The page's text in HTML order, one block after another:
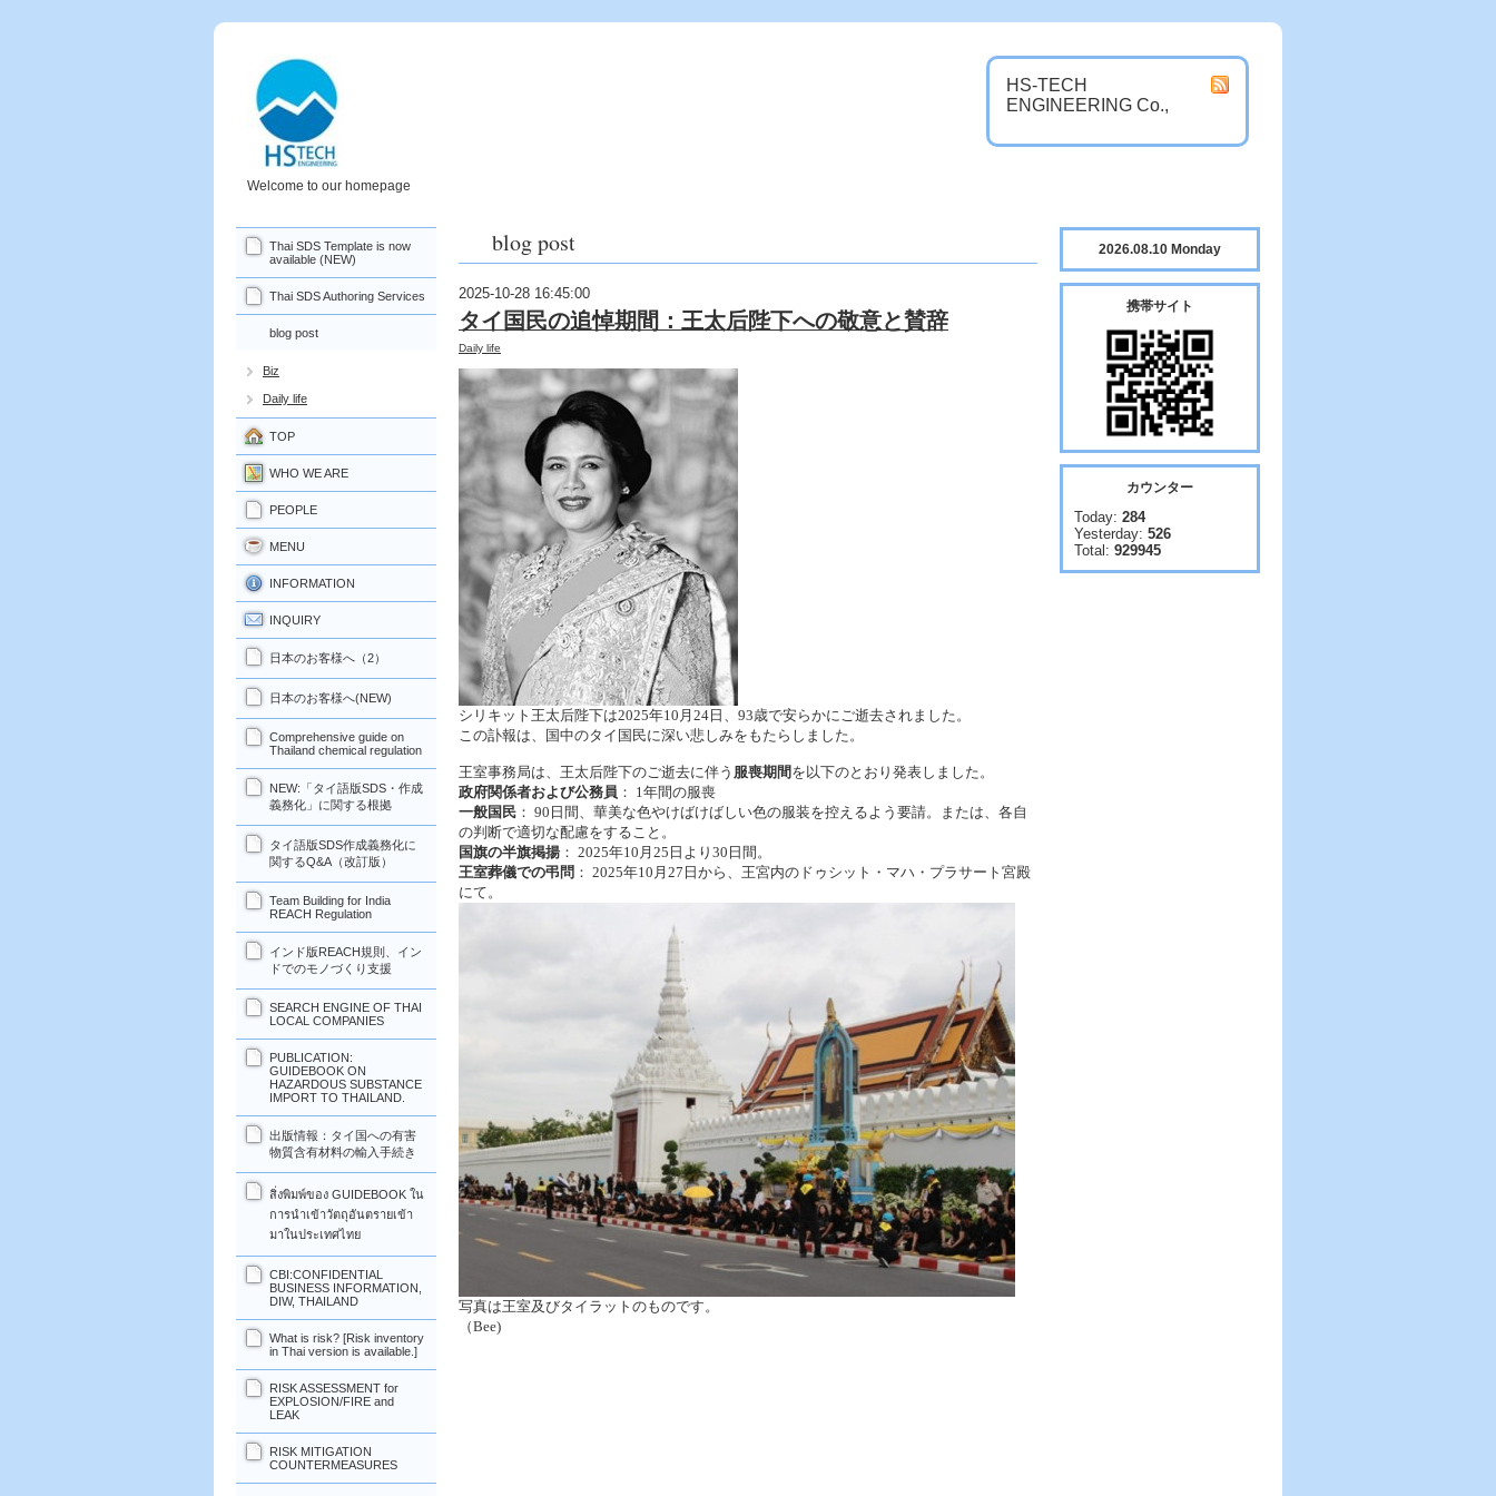
HS-TECH
ENGINEERING Co.,
Welcome to our homepage
blog post
2025-10-28 16:45:00
タイ国民の追悼期間：王太后陛下への敬意と賛辞
Daily life
シリキット王太后陛下は2025年10 月 24 日、 93歳で安らかにご逝去されました。
この訃報は、国中のタイ国民に深い悲しみをもたらしました。
王室事務局は、王太后陛下のご逝去に伴う 服喪期間 を以下のとおり発表しました。
政府関係者および公務員 ： 1 年間の服喪
一般国民 ： 90 日間、華美な色やけばけばしい色の服装を控えるよう要請。または、各自
の判断で適切な配慮をすること。
国旗の半旗掲揚 ： 2025年10 月 25 日より 30 日間。
王室葬儀での弔問 ： 2025年10 月 27 日から、王宮内のドゥシット・マハ・プラサート宮殿
にて。
写真は王室及びタイラットのものです。
（Bee)
Thai SDS Template is now
available (NEW)
Thai SDS Authoring Services
blog post
Biz
Daily life
TOP
WHO WE ARE
PEOPLE
MENU
INFORMATION
INQUIRY
日本のお客様へ（2）
日本のお客様へ(NEW)
Comprehensive guide on
Thailand chemical regulation
NEW:「タイ語版SDS・作成
義務化」に関する根拠
タイ語版SDS作成義務化に
関するQ&A（改訂版）
Team Building for India
REACH Regulation
インド版REACH規則、イン
ドでのモノづくり支援
SEARCH ENGINE OF THAI
LOCAL COMPANIES
PUBLICATION:
GUIDEBOOK ON
HAZARDOUS SUBSTANCE
IMPORT TO THAILAND.
出版情報：タイ国への有害
物質含有材料の輸入手続き
สิ่งพิมพ์ของ GUIDEBOOK ใน
การนำเข้าวัตถุอันตรายเข้า
มาในประเทศไทย
CBI:CONFIDENTIAL
BUSINESS INFORMATION,
DIW, THAILAND
What is risk? [Risk inventory
in Thai version is available.]
RISK ASSESSMENT for
EXPLOSION/FIRE and
LEAK
RISK MITIGATION
COUNTERMEASURES
2026.08.10 Monday
携帯サイト
カウンター
Today: 284
Yesterday: 526
Total: 929945